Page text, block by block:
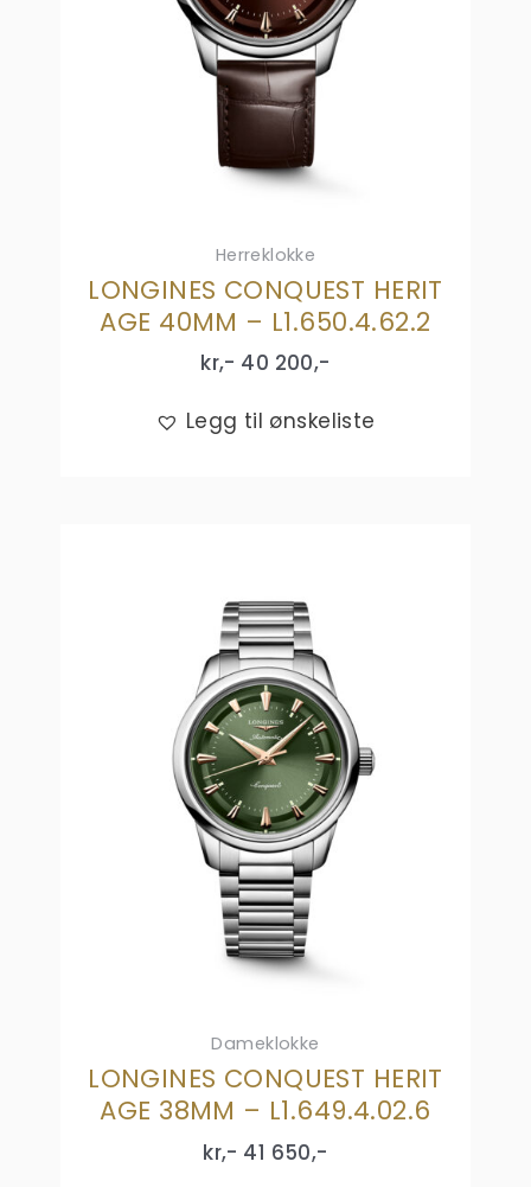
Herreklokke
LONGINES CONQUEST HERIT
AGE 40MM – L1.650.4.62.2
kr,- 40 200,-
Legg til ønskeliste
Dameklokke
LONGINES CONQUEST HERIT
AGE 38MM – L1.649.4.02.6
kr,- 41 650,-